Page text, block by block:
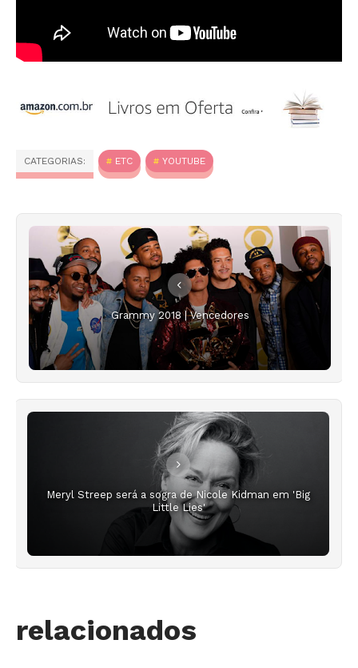
CATEGORIAS: ETC YOUTUBE
Grammy 2018 | Vencedores
Meryl Streep será a sogra de Nicole Kidman em 'Big
Little Lies'
relacionados